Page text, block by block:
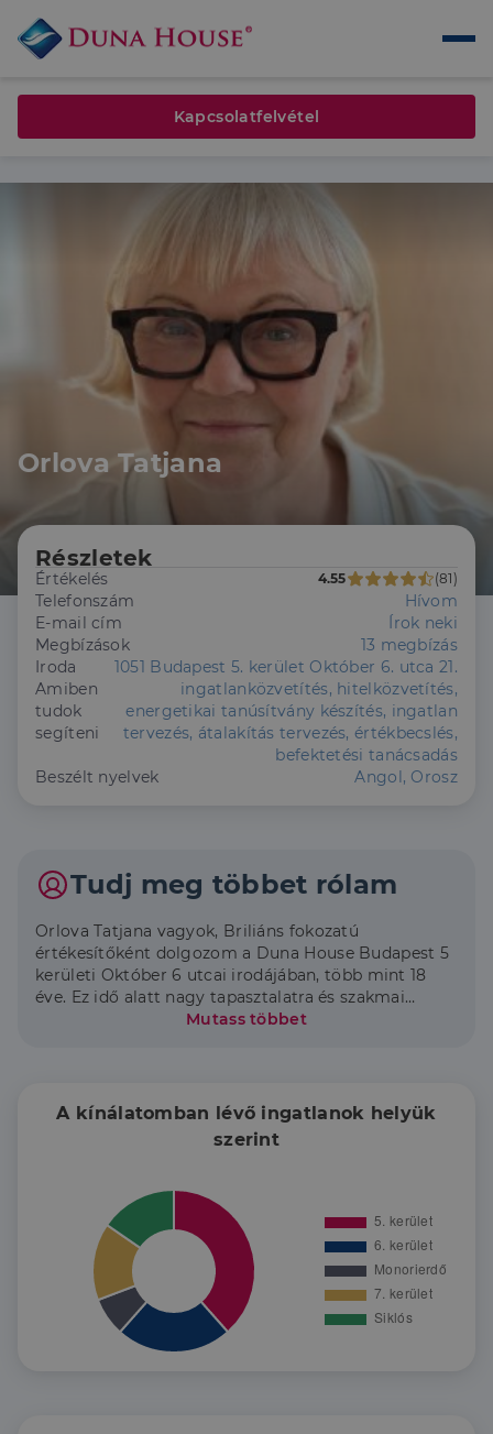
Kapcsolatfelvétel
Orlova Tatjana
Részletek
Értékelés 4.55 (81)
Telefonszám
Hívom
E-mail cím
Írok neki
Megbízások
13 megbízás
Iroda
1051 Budapest 5. kerület Október 6. utca 21.
Amiben
tudok
segíteni
ingatlanközvetítés, hitelközvetítés,
energetikai tanúsítvány készítés, ingatlan
tervezés, átalakítás tervezés, értékbecslés,
befektetési tanácsadás
Beszélt nyelvek
Angol, Orosz
Tudj meg többet rólam
Orlova Tatjana vagyok, Briliáns fokozatú
értékesítőként dolgozom a Duna House Budapest 5
kerületi Október 6 utcai irodájában, több mint 18
éve. Ez idő alatt nagy tapasztalatra és szakmai
tudásra tettem szert. Fő területem a belváros, de
szinten beszélt orosz és angol nyelvtudásom.
Ezen elmúlt 18 év sikerei folyamatos motivációt
biztosítanak ahhoz, hogy a lehető legmagasabb
Mutass többet
A kínálatomban lévő ingatlanok helyük
szerint